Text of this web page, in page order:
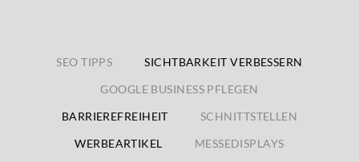
SEO TIPPS
SICHTBARKEIT VERBESSERN
GOOGLE BUSINESS PFLEGEN
BARRIEREFREIHEIT
SCHNITTSTELLEN
WERBEARTIKEL
MESSEDISPLAYS